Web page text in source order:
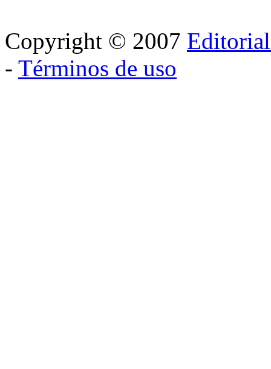
Copyright © 2007
- Términos de uso